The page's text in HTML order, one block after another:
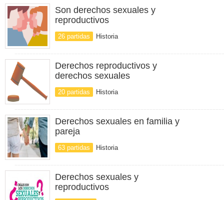
Son derechos sexuales y
reproductivos
26 partidas Historia
Derechos reproductivos y
derechos sexuales
20 partidas Historia
Derechos sexuales en familia y
pareja
63 partidas Historia
Derechos sexuales y
reproductivos